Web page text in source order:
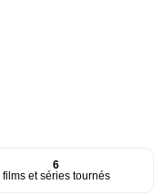
6
films et séries tournés